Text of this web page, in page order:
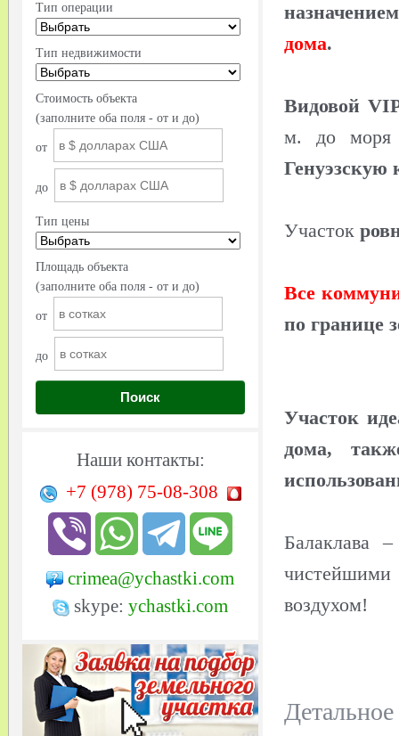
Тип операции
Тип недвижимости
Стоимость объекта
(заполните оба поля - от и до)
от
до
Тип цены
Площадь объекта
(заполните оба поля - от и до)
от
до
Поиск
Наши контакты:
+7 (978) 75-08-308
crimea@ychastki.com
skype: ychastki.com
дома.
Видовой
м. до моря
Генуэзскую
Участок
Все
по границе
Участок
дома,
Балаклава
воздухом!